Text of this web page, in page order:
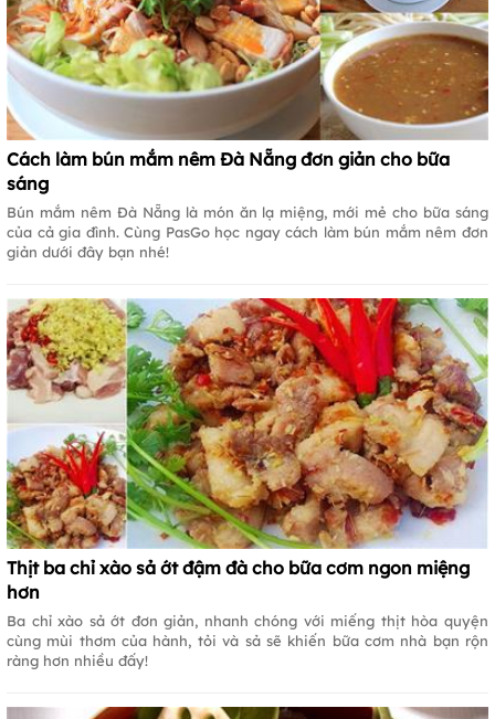
Cách làm bún mắm nêm Đà Nẵng đơn giản cho bữa
sáng
Bún mắm nêm Đà Nẵng là món ăn lạ miệng, mới mẻ cho bữa sáng
của cả gia đình. Cùng PasGo học ngay cách làm bún mắm nêm đơn
giản dưới đây bạn nhé!
Thịt ba chỉ xào sả ớt đậm đà cho bữa cơm ngon miệng
hơn
Ba chỉ xào sả ớt đơn giản, nhanh chóng với miếng thịt hòa quyện
cùng mùi thơm của hành, tỏi và sả sẽ khiến bữa cơm nhà bạn rộn
ràng hơn nhiều đấy!